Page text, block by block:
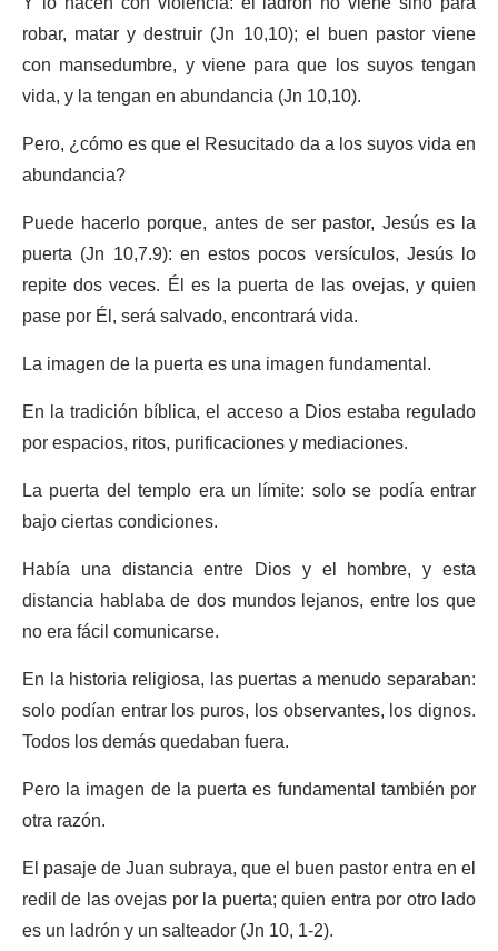
robar, matar y destruir (Jn 10,10); el buen pastor viene
con mansedumbre, y viene para que los suyos tengan
vida, y la tengan en abundancia (Jn 10,10).
Pero, ¿cómo es que el Resucitado da a los suyos vida en
abundancia?
Puede hacerlo porque, antes de ser pastor, Jesús es la
puerta (Jn 10,7.9): en estos pocos versículos, Jesús lo
repite dos veces. Él es la puerta de las ovejas, y quien
pase por Él, será salvado, encontrará vida.
La imagen de la puerta es una imagen fundamental.
En la tradición bíblica, el acceso a Dios estaba regulado
por espacios, ritos, purificaciones y mediaciones.
La puerta del templo era un límite: solo se podía entrar
bajo ciertas condiciones.
Había una distancia entre Dios y el hombre, y esta
distancia hablaba de dos mundos lejanos, entre los que
no era fácil comunicarse.
En la historia religiosa, las puertas a menudo separaban:
solo podían entrar los puros, los observantes, los dignos.
Todos los demás quedaban fuera.
Pero la imagen de la puerta es fundamental también por
otra razón.
El pasaje de Juan subraya, que el buen pastor entra en el
redil de las ovejas por la puerta; quien entra por otro lado
es un ladrón y un salteador (Jn 10, 1-2).